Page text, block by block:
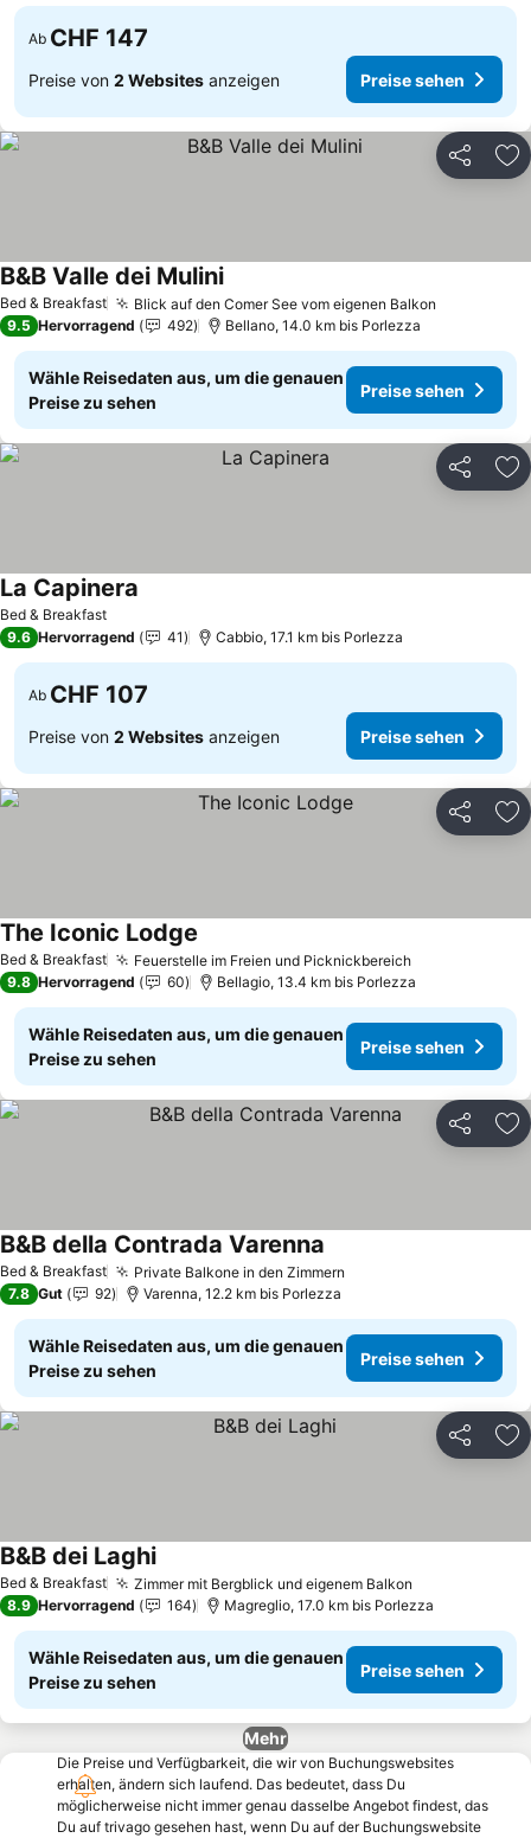
Ab CHF 147
Preise von 2 Websites anzeigen Preise sehen
Teilen
Bed & Breakfast Blick auf den Comer See vom eigenen Balkon
B&B Valle dei MuliniPreise sehen
9.5 Hervorragend 492 Bellano, 14.0 km bis Porlezza
Wähle Reisedaten aus, um die genauen
Preise zu sehen
Preise sehen
Teilen
Bed & Breakfast
La Capinera
9.6 Hervorragend 41 Cabbio, 17.1 km bis Porlezza
Ab CHF 107
Preise von 2 Websites anzeigen Preise sehen
Teilen
Bed & Breakfast Feuerstelle im Freien und PicknickbereichPreise sehen
The Iconic Lodge
9.8 Hervorragend 60 Bellagio, 13.4 km bis Porlezza
Wähle Reisedaten aus, um die genauen
Preise zu sehen
Preise sehen
Teilen
Bed & Breakfast Private Balkone in den Zimmern
B&B della Contrada Varenna
7.8 Gut 92 Varenna, 12.2 km bis Porlezza
Wähle Reisedaten aus, um die genauen
Preise zu sehen
Preise sehen
Teilen
Bed & Breakfast Zimmer mit Bergblick und eigenem Balkon
B&B dei LaghiPreise sehen
8.9 Hervorragend 164 Magreglio, 17.0 km bis Porlezza
Wähle Reisedaten aus, um die genauen
Preise zu sehen
Preise sehen
Mehr
Die Preise und Verfügbarkeit, die wir von Buchungswebsites
erhalten, ändern sich laufend. Das bedeutet, dass Du
möglicherweise nicht immer genau dasselbe Angebot findest, das
Du auf trivago gesehen hast, wenn Du auf der Buchungswebsite